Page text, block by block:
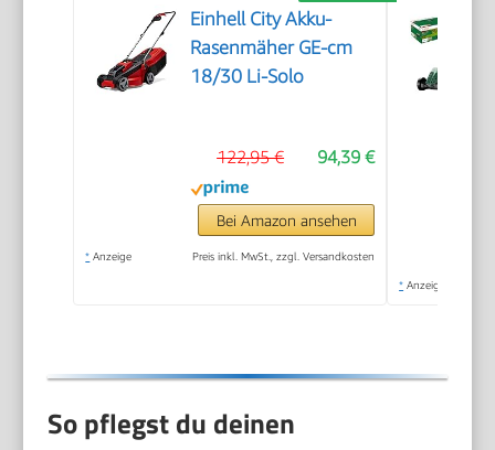
Einhell City Akku-
Rasenmäher GE-cm
18/30 Li-Solo
94,39 €
122,95 €
Bei Amazon ansehen
* Anzeige Preis inkl. MwSt., zzgl. Versandkosten
* Anzeige
So pflegst du deinen